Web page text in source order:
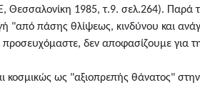
Θεσσαλονίκη 1985, τ.9. σελ.264). Παρά
"από πάσης θλίψεως, κινδύνου και
δεν αποφασίζουμε για
κοσμικώς ως "αξιοπρεπής θάνατος"